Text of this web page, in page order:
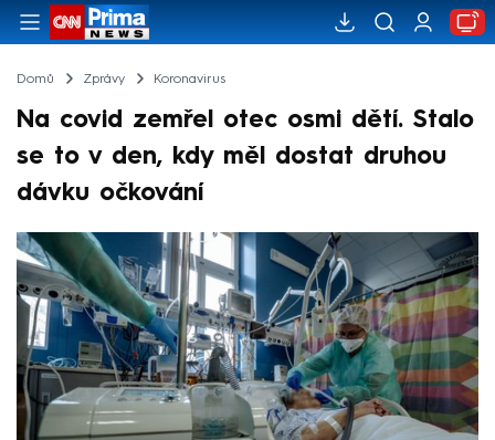
Domů Zprávy Koronavirus
Na covid zemřel otec osmi dětí. Stalo
se to v den, kdy měl dostat druhou
dávku očkování